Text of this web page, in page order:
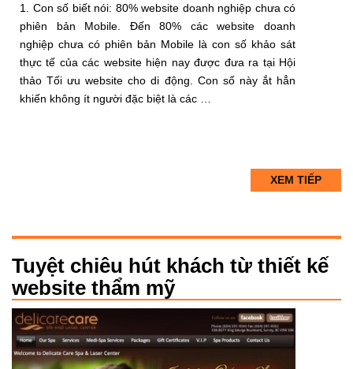
1. Con số biết nói: 80% website doanh nghiệp chưa có
phiên bản Mobile. Đến 80% các website doanh
nghiệp chưa có phiên bản Mobile là con số khảo sát
thực tế của các website hiện nay được đưa ra tại Hội
thảo Tối ưu website cho di động. Con số này ắt hẳn
khiến không ít người đặc biệt là các …
XEM TIẾP
Tuyệt chiêu hút khách từ thiết kế
website thẩm mỹ